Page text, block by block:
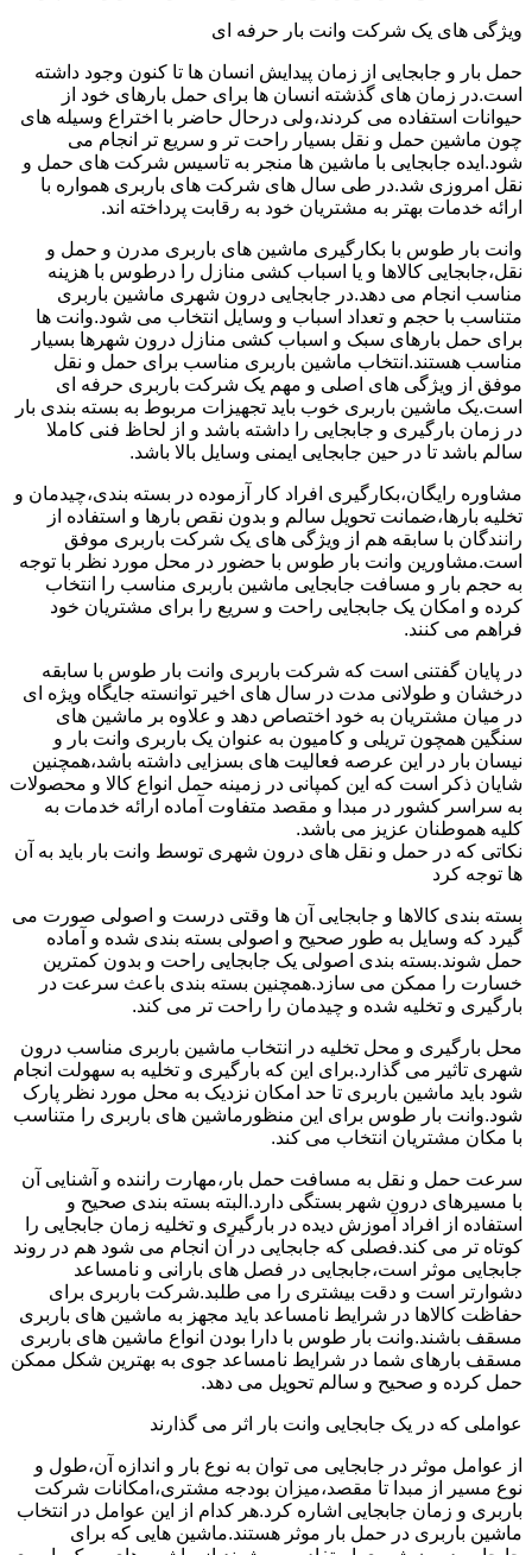
ویژگی های یک شرکت وانت بار حرفه ای
حمل بار و جابجایی از زمان پیدایش انسان ها تا کنون وجود داشته
است.در زمان های گذشته انسان ها برای حمل بارهای خود از
حیوانات استفاده می کردند،ولی درحال حاضر با اختراع وسیله های
چون ماشین حمل و نقل بسیار راحت تر و سریع تر انجام می
شود.ایده جابجایی با ماشین ها منجر به تاسیس شرکت های حمل و
نقل امروزی شد.در طی سال های شرکت های باربری همواره با
ارائه خدمات بهتر به مشتریان خود به رقابت پرداخته اند.
وانت بار طوس با بکارگیری ماشین های باربری مدرن و حمل و
نقل،جابجایی کالاها و یا اسباب کشی منازل را درطوس با هزینه
مناسب انجام می دهد.در جابجایی درون شهری ماشین باربری
متناسب با حجم و تعداد اسباب و وسایل انتخاب می شود.وانت ها
برای حمل بارهای سبک و اسباب کشی منازل درون شهرها بسیار
مناسب هستند.انتخاب ماشین باربری مناسب برای حمل و نقل
موفق از ویژگی های اصلی و مهم یک شرکت باربری حرفه ای
است.یک ماشین باربری خوب باید تجهیزات مربوط به بسته بندی بار
در زمان بارگیری و جابجایی را داشته باشد و از لحاظ فنی کاملا
سالم باشد تا در حین جابجایی ایمنی وسایل بالا باشد.
مشاوره رایگان،بکارگیری افراد کار آزموده در بسته بندی،چیدمان و
تخلیه بارها،ضمانت تحویل سالم و بدون نقص بارها و استفاده از
رانندگان با سابقه هم از ویژگی های یک شرکت باربری موفق
است.مشاورین وانت بار طوس با حضور در محل مورد نظر با توجه
به حجم بار و مسافت جابجایی ماشین باربری مناسب را انتخاب
کرده و امکان یک جابجایی راحت و سریع را برای مشتریان خود
فراهم می کنند.
در پایان گفتنی است که شرکت باربری وانت بار طوس با سابقه
درخشان و طولانی مدت در سال های اخیر توانسته جایگاه ویژه ای
در میان مشتریان به خود اختصاص دهد و علاوه بر ماشین های
سنگین همچون تریلی و کامیون به عنوان یک باربری وانت بار و
نیسان بار در این عرصه فعالیت های بسزایی داشته باشد،همچنین
شایان ذکر است که این کمپانی در زمینه حمل انواع کالا و محصولات
به سراسر کشور در مبدا و مقصد متفاوت آماده ارائه خدمات به
کلیه هموطنان عزیز می باشد.
نکاتی که در حمل و نقل های درون شهری توسط وانت بار باید به آن
ها توجه کرد
بسته بندی کالاها و جابجایی آن ها وقتی درست و اصولی صورت می
گیرد که وسایل به طور صحیح و اصولی بسته بندی شده و آماده
حمل شوند.بسته بندی اصولی یک جابجایی راحت و بدون کمترین
خسارت را ممکن می سازد.همچنین بسته بندی باعث سرعت در
بارگیری و تخلیه شده و چیدمان را راحت تر می کند.
محل بارگیری و محل تخلیه در انتخاب ماشین باربری مناسب درون
شهری تاثیر می گذارد.برای این که بارگیری و تخلیه به سهولت انجام
شود باید ماشین باربری تا حد امکان نزدیک به محل مورد نظر پارک
شود.وانت بار طوس برای این منظورماشین های باربری را متناسب
با مکان مشتریان انتخاب می کند.
سرعت حمل و نقل به مسافت حمل بار،مهارت راننده و آشنایی آن
با مسیرهای درون شهر بستگی دارد.البته بسته بندی صحیح و
استفاده از افراد آموزش دیده در بارگیری و تخلیه زمان جابجایی را
کوتاه تر می کند.فصلی که جابجایی در آن انجام می شود هم در روند
جابجایی موثر است،جابجایی در فصل های بارانی و نامساعد
دشوارتر است و دقت بیشتری را می طلبد.شرکت باربری برای
حفاظت کالاها در شرایط نامساعد باید مجهز به ماشین های باربری
مسقف باشند.وانت بار طوس با دارا بودن انواع ماشین های باربری
مسقف بارهای شما در شرایط نامساعد جوی به بهترین شکل ممکن
حمل کرده و صحیح و سالم تحویل می دهد.
عواملی که در یک جابجایی وانت بار اثر می گذارند
از عوامل موثر در جابجایی می توان به نوع بار و اندازه آن،طول و
نوع مسیر از مبدا تا مقصد،میزان بودجه مشتری،امکانات شرکت
باربری و زمان جابجایی اشاره کرد.هر کدام از این عوامل در انتخاب
ماشین باربری در حمل بار موثر هستند.ماشین هایی که برای